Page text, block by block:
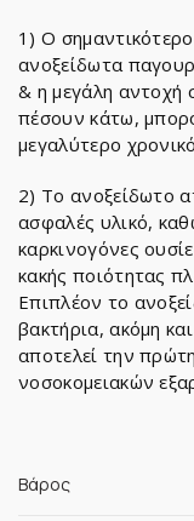
1) O
ανοξείδωτα
& η μεγάλη αντοχή
πέσουν κάτω,
μεγαλύτερο
2) Το ανοξείδωτο
ασφαλές υλικό,
καρκινογόνες
κακής ποιότητας
Επιπλέον το
βακτήρια, ακόμη
αποτελεί την
νοσοκομειακών
Βάρος